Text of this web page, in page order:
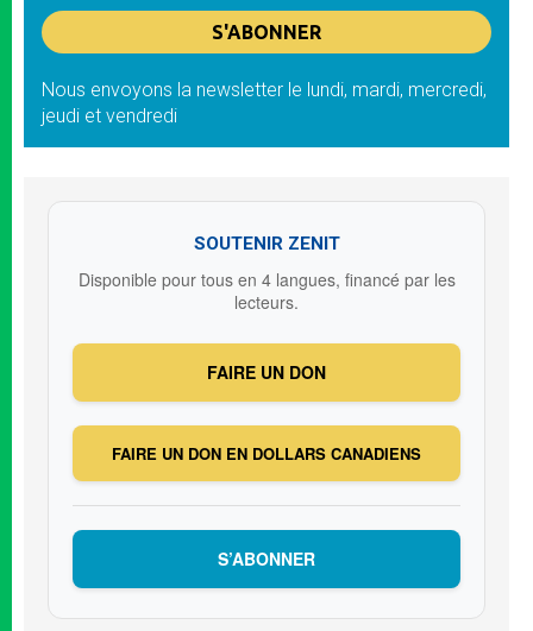
Nous envoyons la newsletter le lundi, mardi, mercredi,
jeudi et vendredi
SOUTENIR ZENIT
Disponible pour tous en 4 langues, financé par les
lecteurs.
FAIRE UN DON
FAIRE UN DON EN DOLLARS CANADIENS
S’ABONNER